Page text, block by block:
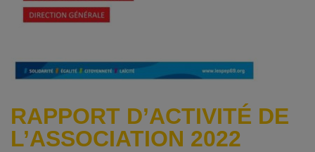
RAPPORT D’ACTIVITÉ DE
L’ASSOCIATION 2022